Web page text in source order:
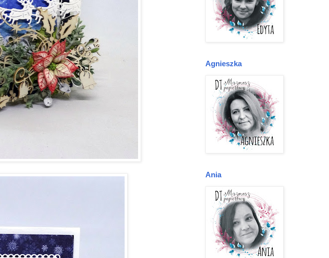
Agnieszka
Ania